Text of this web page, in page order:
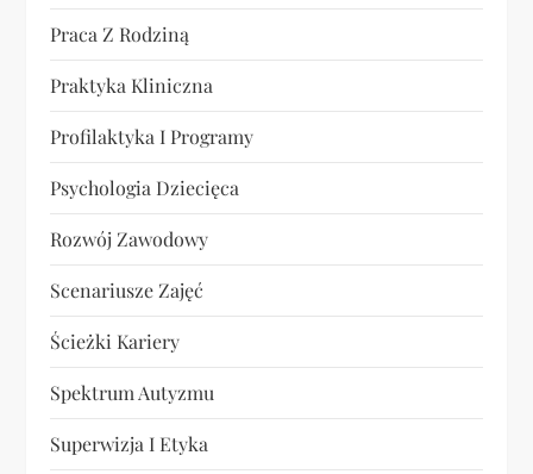
Praca Z Rodziną
Praktyka Kliniczna
Profilaktyka I Programy
Psychologia Dziecięca
Rozwój Zawodowy
Scenariusze Zajęć
Ścieżki Kariery
Spektrum Autyzmu
Superwizja I Etyka